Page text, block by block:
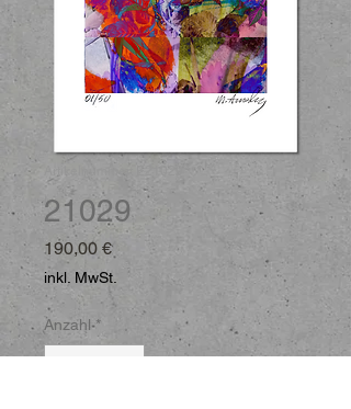
21029
190,00 €Preis
inkl. MwSt.
Anzahl *